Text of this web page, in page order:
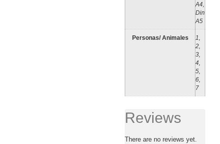
A4,
Din
A5
Personas/ Animales
1,
2,
3,
4,
5,
6,
7
Reviews
There are no reviews yet.